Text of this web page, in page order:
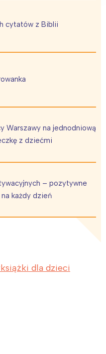
cytatów z Biblii
Warszawy na jednodniową
z dziećmi
– pozytywne
każdy dzień
książki dla dzieci
Wszystkie